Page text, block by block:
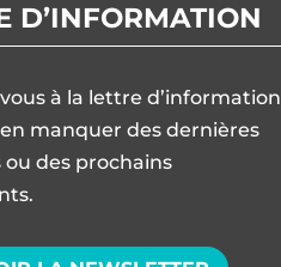
D’INFORMATION
à la lettre d’information
manquer des dernières
des prochains